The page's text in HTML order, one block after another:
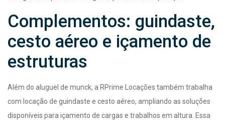
Complementos: guindaste,
cesto aéreo e içamento de
estruturas
Além do aluguel de munck, a RPrime Locações também trabalha
com locação de guindaste e cesto aéreo, ampliando as soluções
disponíveis para içamento de cargas e trabalhos em altura. Essa